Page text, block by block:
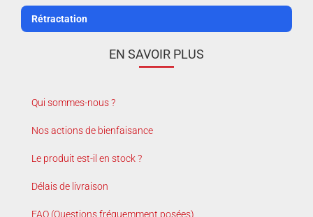
Rétractation
EN SAVOIR PLUS
Qui sommes-nous ?
Nos actions de bienfaisance
Le produit est-il en stock ?
Délais de livraison
FAQ (Questions fréquemment posées)